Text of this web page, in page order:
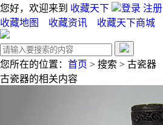
您好，欢迎来到 收藏天下 登录 注册
收藏地图
收藏资讯 收藏天下商城
您所在的位置： 首页 > 搜索 > 古瓷器
古瓷器的相关内容